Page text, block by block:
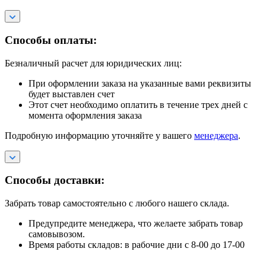
Способы оплаты:
Безналичный расчет для юридических лиц:
При оформлении заказа на указанные вами реквизиты
будет выставлен счет
Этот счет необходимо оплатить в течение трех дней с
момента оформления заказа
Подробную информацию уточняйте у вашего менеджера.
Способы доставки:
Забрать товар самостоятельно с любого нашего склада.
Предупредите менеджера, что желаете забрать товар
самовывозом.
Время работы складов: в рабочие дни с 8-00 до 17-00